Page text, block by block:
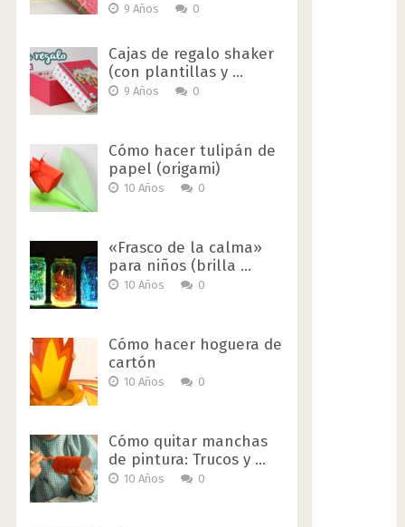
9 Años 0
Cajas de regalo shaker
(con plantillas y …
9 Años 0
Cómo hacer tulipán de
papel (origami)
10 Años 0
«Frasco de la calma»
para niños (brilla …
10 Años 0
Cómo hacer hoguera de
cartón
10 Años 0
Cómo quitar manchas
de pintura: Trucos y …
10 Años 0